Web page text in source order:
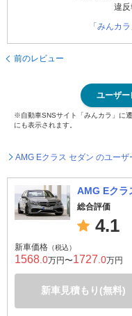
違反
「みんカ
前のレビュー
ユーザー
※自動車SNSサイト「みんカラ」に
にも表示されます。
AMG Eクラス セダン のユー
AMG Eクラ
総合評価
4.1
新車価格 （税込）
1568 .0万円〜1727 .0万円
新車見積もり(無料)